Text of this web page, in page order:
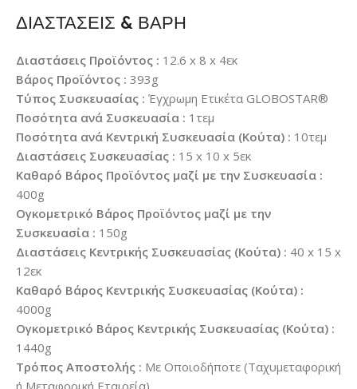
ΔΙΑΣΤΑΣΕΙΣ & ΒΑΡΗ
Διαστάσεις Προϊόντος : 12.6 x 8 x 4εκ
Βάρος Προϊόντος : 393g
Τύπος Συσκευασίας : Έγχρωμη Ετικέτα GLOBOSTAR®
Ποσότητα ανά Συσκευασία : 1τεμ
Ποσότητα ανά Κεντρική Συσκευασία (Κούτα) : 10τεμ
Διαστάσεις Συσκευασίας : 15 x 10 x 5εκ
Καθαρό Βάρος Προϊόντος μαζί με την Συσκευασία :
400g
Ογκομετρικό Βάρος Προϊόντος μαζί με την
Συσκευασία : 150g
Διαστάσεις Κεντρικής Συσκευασίας (Κούτα) : 40 x 15 x
12εκ
Καθαρό Βάρος Κεντρικής Συσκευασίας (Κούτα) :
4000g
Ογκομετρικό Βάρος Κεντρικής Συσκευασίας (Κούτα) :
1440g
Τρόπος Αποστολής : Με Οποιοδήποτε (Ταχυμεταφορική